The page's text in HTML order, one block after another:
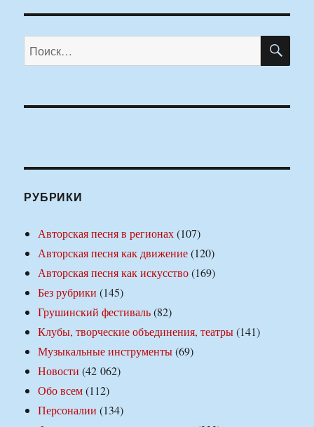
Искать:
РУБРИКИ
Авторская песня в регионах(107)
Авторская песня как движение(120)
Авторская песня как искусство(169)
Без рубрики (145)
Грушинский фестиваль(82)
Клубы, творческие объединения, театры(141)
Музыкальные инструменты(69)
Новости (42 062)
Обо всем(112)
Персоналии (134)